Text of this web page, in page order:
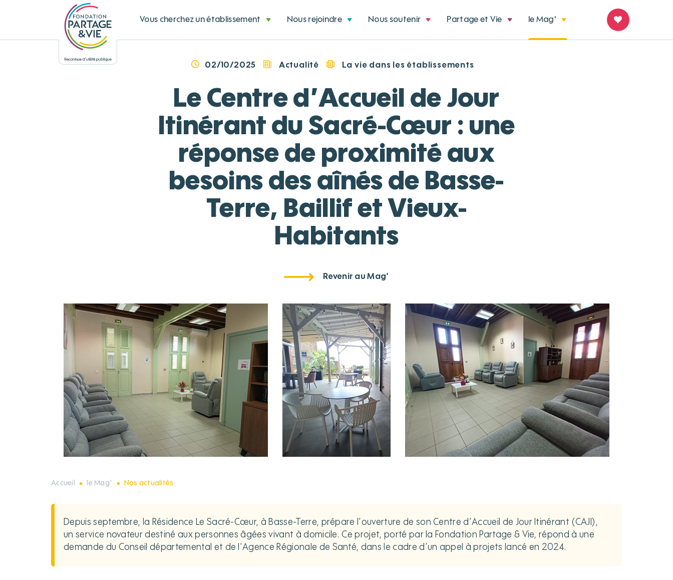
Vous cherchez un établissement Nous rejoindre Nous soutenir Partage et Vie le Mag'
02/10/2025 Actualité La vie dans les établissements
Le Centre d’Accueil de Jour
Itinérant du Sacré-Cœur : une
réponse de proximité aux
besoins des aînés de Basse-
Terre, Baillif et Vieux-
Habitants
Revenir au Mag'
Accueil le Mag' Nos actualités
Depuis septembre, la Résidence Le Sacré-Cœur, à Basse-Terre, prépare l’ouverture de son Centre d’Accueil de Jour Itinérant (CAJI),
un service novateur destiné aux personnes âgées vivant à domicile. Ce projet, porté par la Fondation Partage & Vie, répond à une
demande du Conseil départemental et de l’Agence Régionale de Santé, dans le cadre d’un appel à projets lancé en 2024.
Panneau de gestion des cookies